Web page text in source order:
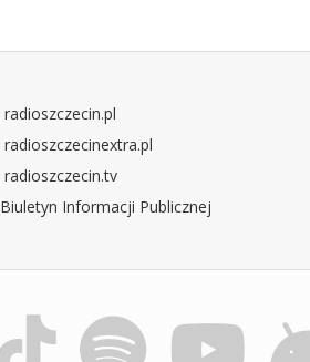
radioszczecin.pl
radioszczecinextra.pl
radioszczecin.tv
Biuletyn Informacji Publicznej